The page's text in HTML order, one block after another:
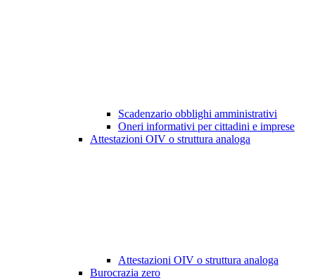
Scadenzario obblighi amministrativi
Oneri informativi per cittadini e imprese
Attestazioni OIV o struttura analoga
Attestazioni OIV o struttura analoga
Burocrazia zero